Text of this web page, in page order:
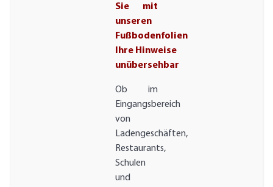
Sie mit
unseren
Fußbodenfolien
Ihre Hinweise
unübersehbar
Ob im
Eingangsbereich
von
Ladengeschäften,
Restaurants,
Schulen
und